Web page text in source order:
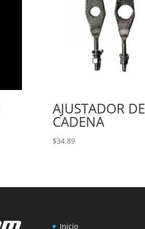
AJUSTADOR DE
CADENA
$34.89
Inicio